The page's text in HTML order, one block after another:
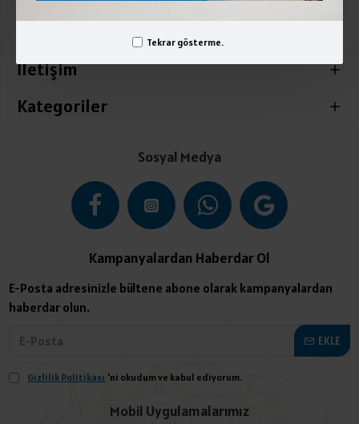
Tekrar gösterme.
Üyelik İşlemleri
İletişim
Kategoriler
Sosyal Medya
Kampanyalardan Haberdar Ol
E-Posta adresinizle bültene abone olarak kampanyalardan
haberdar olun.
EKLE
Gizlilik Politikası 'ni okudum ve kabul ediyorum.
Mobil Uygulamalarımız